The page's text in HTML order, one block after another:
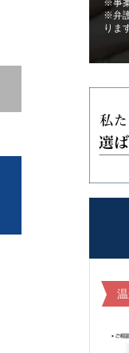
※弁
りま